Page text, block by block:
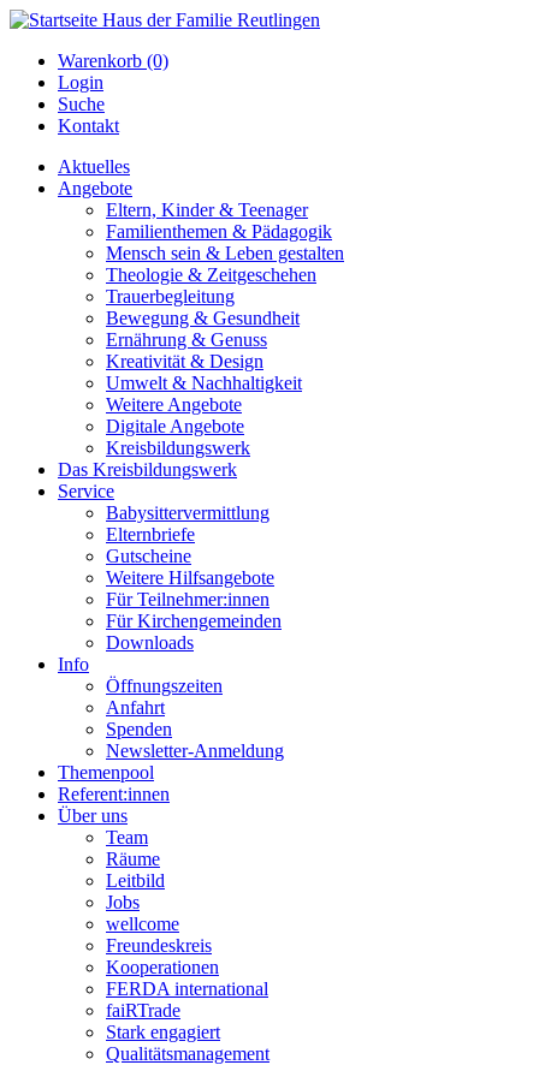
Warenkorb (0)
Login
Suche
Kontakt
Aktuelles
Angebote
Eltern, Kinder & Teenager
Familienthemen & Pädagogik
Mensch sein & Leben gestalten
Theologie & Zeitgeschehen
Trauerbegleitung
Bewegung & Gesundheit
Ernährung & Genuss
Kreativität & Design
Umwelt & Nachhaltigkeit
Weitere Angebote
Digitale Angebote
Kreisbildungswerk
Das Kreisbildungswerk
Service
Babysittervermittlung
Elternbriefe
Gutscheine
Weitere Hilfsangebote
Für Teilnehmer:innen
Für Kirchengemeinden
Downloads
Info
Öffnungszeiten
Anfahrt
Spenden
Newsletter-Anmeldung
Themenpool
Referent:innen
Über uns
Team
Räume
Leitbild
Jobs
wellcome
Freundeskreis
Kooperationen
FERDA international
faiRTrade
Stark engagiert
Qualitätsmanagement